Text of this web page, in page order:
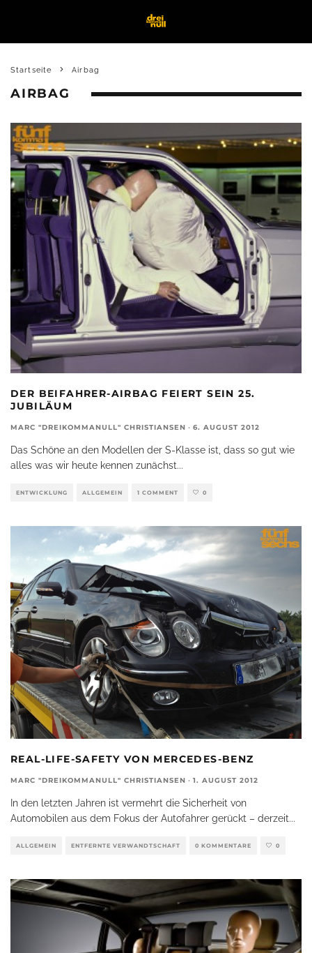
Startseite Airbag
AIRBAG
DER BEIFAHRER-AIRBAG FEIERT SEIN 25.
JUBILÄUM
MARC "DREIKOMMANULL" CHRISTIANSEN · 6. AUGUST 2012
Das Schöne an den Modellen der S-Klasse ist, dass so gut wie
alles was wir heute kennen zunächst...
ENTWICKLUNG ALLGEMEIN 1 COMMENT 0
REAL-LIFE-SAFETY VON MERCEDES-BENZ
MARC "DREIKOMMANULL" CHRISTIANSEN · 1. AUGUST 2012
In den letzten Jahren ist vermehrt die Sicherheit von
Automobilen aus dem Fokus der Autofahrer gerückt – derzeit...
ALLGEMEIN ENTFERNTE VERWANDTSCHAFT 0 KOMMENTARE 0